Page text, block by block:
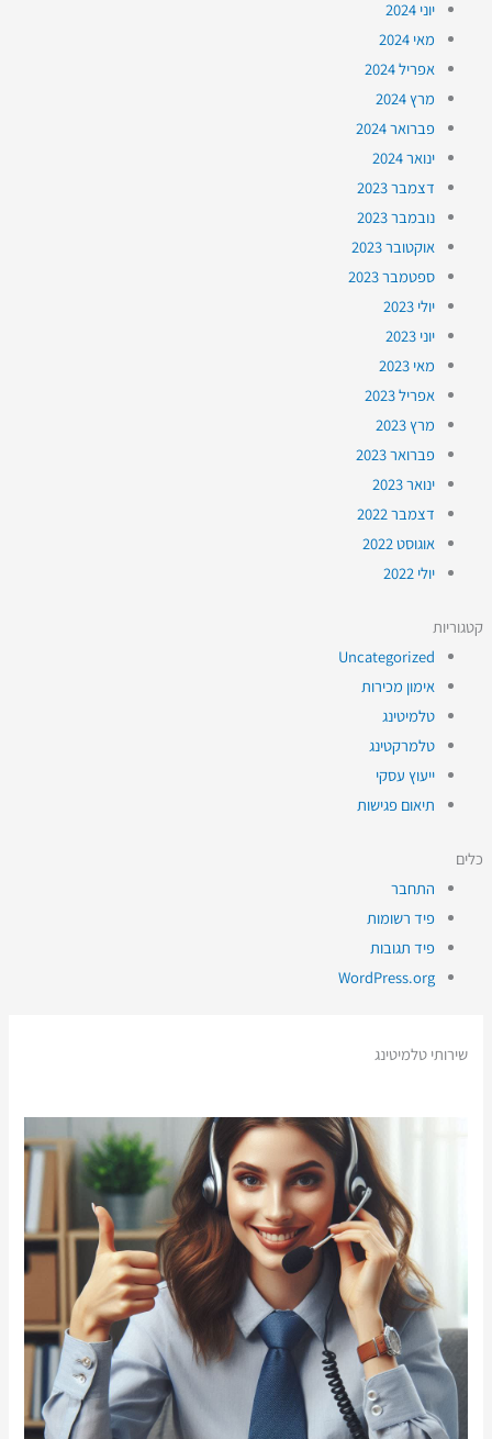
יוני 2024
מאי 2024
אפריל 2024
מרץ 2024
פברואר 2024
ינואר 2024
דצמבר 2023
נובמבר 2023
אוקטובר 2023
ספטמבר 2023
יולי 2023
יוני 2023
מאי 2023
אפריל 2023
מרץ 2023
פברואר 2023
ינואר 2023
דצמבר 2022
אוגוסט 2022
יולי 2022
קטגוריות
Uncategorized
אימון מכירות
טלמיטינג
טלמרקטינג
ייעוץ עסקי
תיאום פגישות
כלים
התחבר
פיד רשומות
פיד תגובות
WordPress.org
שירותי טלמיטינג